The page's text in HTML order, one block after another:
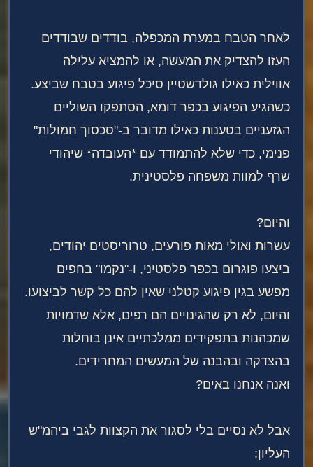
לאחר הטבח במערת המכפלה, בודדים שבודדים
העזו להצדיק את המעשה, או להמציא עלילה
אווילית כאילו גולדשטיין סיכל פיגוע בטבח שביצע.
כשהגיע הפיגוע בכפר דומא, הסתפקו השוליים
הגזעניים בטענות כאילו מדובר ב-"סכסוך חמולות"
פנימי, כדי שלא להתמודד עם *העובדה* שיהודי
שרף למוות משפחה פלסטינית.
והיום?
עשרות ואולי מאות פורעים, טרוריסטים יהודים,
ביצעו פוגרום בכפר פלסטיני, ו-"נקמו" בחפים
מפשע בגין פיגוע קטלני שאין להם כל קשר לביצועו.
והיום, לא רק שהגינויים הם רפים, אלא שדמויות
שמכהנות בתפקידים ממלכתיים אינן בוחלות
בהצדקה ובהבנה של המעשים המחרידים.
ואנה אנחנו באים?
אבל לא נסיים בלי לסגור את הקצוות לגבי ביהמ"ש
העליון: